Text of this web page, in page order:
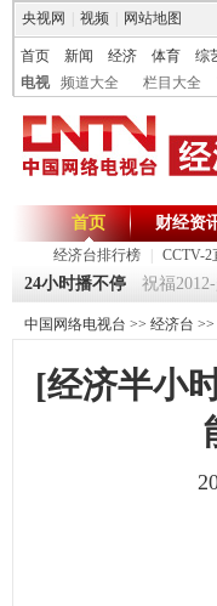
央视网 视频 网站地图
首页 新闻 经济 体育 综
电视
频道大全 栏目大全
首页
经济台排行榜 CCTV-2
财经资
24小时播不停
》20120125 祝福2012-超级
中国网络电视台 >> 经济台 >>
[经济半小